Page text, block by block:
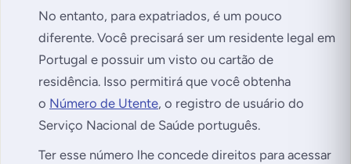
No entanto, para expatriados, é um pouco
diferente. Você precisará ser um residente legal em
Portugal e possuir um visto ou cartão de
residência. Isso permitirá que você obtenha
o Número de Utente, o registro de usuário do
Serviço Nacional de Saúde português.
Ter esse número lhe concede direitos para acessar